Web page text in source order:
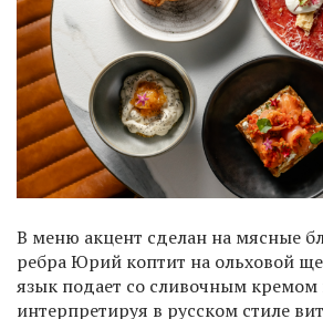
В меню акцент сделан на мясные
ребра Юрий коптит на ольховой
язык подает со сливочным кремом
интерпретируя в русском стиле